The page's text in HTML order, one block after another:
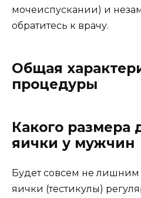
мочеиспускании) и
обратитесь к врачу.
Общая
процедуры
Какого
яички у мужчин
Будет совсем не лишним
яички (тестикулы)